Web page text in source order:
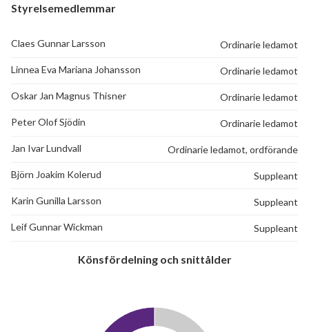
32
lägenheter
Styrelsemedlemmar
Claes Gunnar Larsson Ordinarie ledamot
Linnea Eva Mariana Johansson Ordinarie ledamot
Oskar Jan Magnus Thisner Ordinarie ledamot
Peter Olof Sjödin Ordinarie ledamot
Jan Ivar Lundvall Ordinarie ledamot, ordförande
Björn Joakim Kolerud Suppleant
Karin Gunilla Larsson Suppleant
Leif Gunnar Wickman Suppleant
Könsfördelning och snittålder